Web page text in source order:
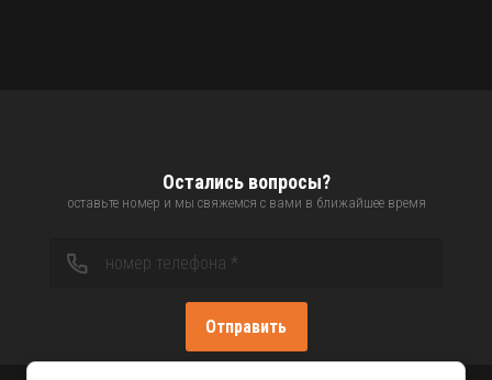
Остались вопросы?
оставьте номер и мы свяжемся с вами в ближайшее время
Отправить